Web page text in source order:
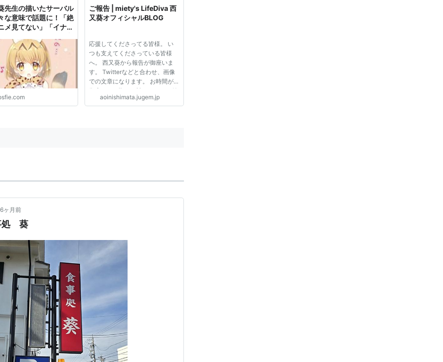
先生の描いたサーバル
な意味で話題に！「絶
メ見てない」「イナゴ
ないだと…!?」
ご報告 | miety's LifeDiva 西
又葵オフィシャルBLOG
応援してくださってる皆様。 い
つも支えてくださっている皆様
へ。 西又葵から報告が御座いま
す。 Twitterなどと合わせ、画像
での文章になります。 お時間が
御座います際にお読み頂けたら嬉
しいです。 どうぞよろしくお願
aoinishimata.jugem.jp
6ヶ月前
処 葵